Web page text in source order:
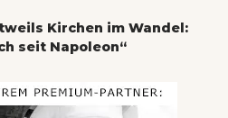
Kirchen im Wandel:
seit Napoleon“